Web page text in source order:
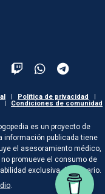
Política de privacidad
Condiciones de comunidad
es un proyecto de
información publicada tiene
el asesoramiento médico,
promueve el consumo de
exclusiva del usuario.
.